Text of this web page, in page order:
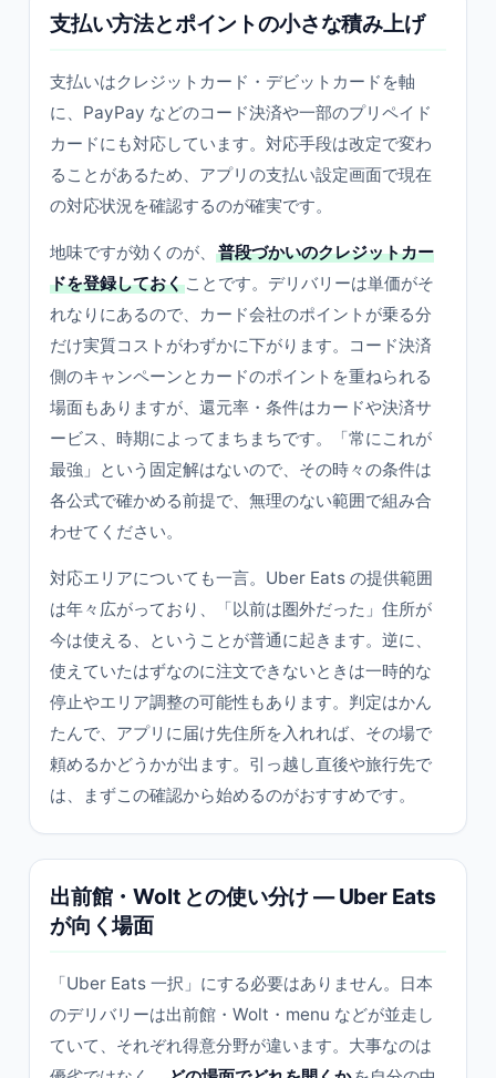
支払い方法とポイントの小さな積み上げ
支払いはクレジットカード・デビットカードを軸
に、PayPay などのコード決済や一部のプリペイド
カードにも対応しています。対応手段は改定で変わ
ることがあるため、アプリの支払い設定画面で現在
の対応状況を確認するのが確実です。
地味ですが効くのが、
普段づかいのクレジットカー
ドを登録しておく ことです。デリバリーは単価がそ
れなりにあるので、カード会社のポイントが乗る分
だけ実質コストがわずかに下がります。コード決済
側のキャンペーンとカードのポイントを重ねられる
場面もありますが、還元率・条件はカードや決済サ
ービス、時期によってまちまちです。「常にこれが
最強」という固定解はないので、その時々の条件は
各公式で確かめる前提で、無理のない範囲で組み合
わせてください。
対応エリアについても一言。Uber Eats の提供範囲
は年々広がっており、「以前は圏外だった」住所が
今は使える、ということが普通に起きます。逆に、
使えていたはずなのに注文できないときは一時的な
停止やエリア調整の可能性もあります。判定はかん
たんで、アプリに届け先住所を入れれば、その場で
頼めるかどうかが出ます。引っ越し直後や旅行先で
は、まずこの確認から始めるのがおすすめです。
出前館・Wolt との使い分け ― Uber Eats
が向く場面
「Uber Eats 一択」にする必要はありません。日本
のデリバリーは出前館・Wolt・menu などが並走し
ていて、それぞれ得意分野が違います。大事なのは